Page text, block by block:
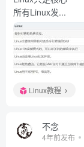
所有Linux发...
Linux教程
不念
4年前发布